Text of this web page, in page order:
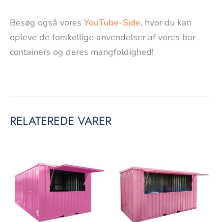
Besøg også vores YouTube-Side, hvor du kan
opleve de forskellige anvendelser af vores bar
containers og deres mangfoldighed!
RELATEREDE VARER